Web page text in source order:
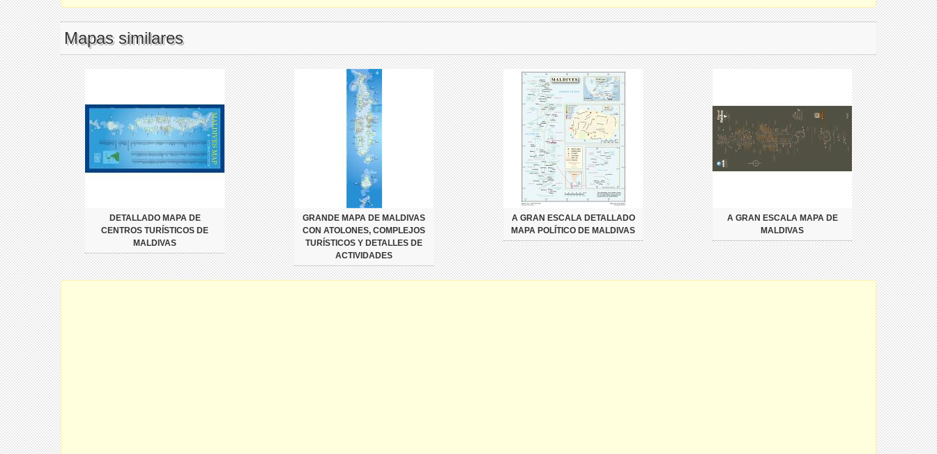
Mapas similares
DETALLADO MAPA DE
CENTROS TURÍSTICOS DE
MALDIVAS
GRANDE MAPA DE MALDIVAS
CON ATOLONES, COMPLEJOS
TURÍSTICOS Y DETALLES DE
ACTIVIDADES
A GRAN ESCALA DETALLADO
MAPA POLÍTICO DE MALDIVAS
A GRAN ESCALA MAPA DE
MALDIVAS